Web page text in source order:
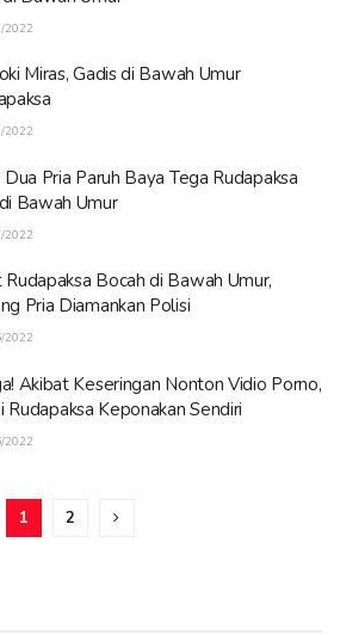
2022
Miras, Gadis di Bawah Umur
2022
Pria Paruh Baya Tega Rudapaksa
Bawah Umur
2022
Rudapaksa Bocah di Bawah Umur,
Pria Diamankan Polisi
2022
Akibat Keseringan Nonton Vidio Porno,
Rudapaksa Keponakan Sendiri
2022
1 2